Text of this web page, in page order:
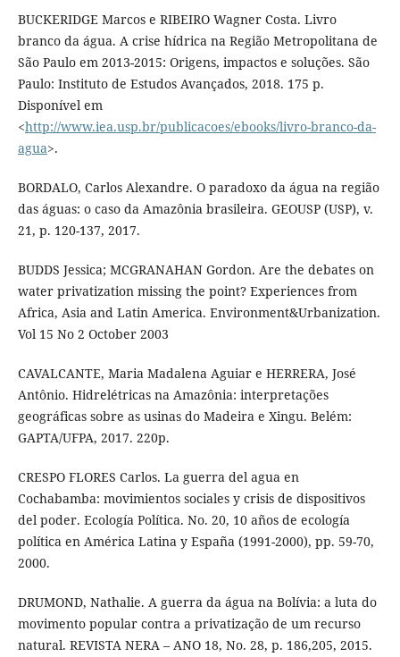
BUCKERIDGE Marcos e RIBEIRO Wagner Costa. Livro
branco da água. A crise hídrica na Região Metropolitana de
São Paulo em 2013-2015: Origens, impactos e soluções. São
Paulo: Instituto de Estudos Avançados, 2018. 175 p.
Disponível em
<http://www.iea.usp.br/publicacoes/ebooks/livro-branco-da-
agua>.
BORDALO, Carlos Alexandre. O paradoxo da água na região
das águas: o caso da Amazônia brasileira. GEOUSP (USP), v.
21, p. 120-137, 2017.
BUDDS Jessica; MCGRANAHAN Gordon. Are the debates on
water privatization missing the point? Experiences from
Africa, Asia and Latin America. Environment&Urbanization.
Vol 15 No 2 October 2003
CAVALCANTE, Maria Madalena Aguiar e HERRERA, José
Antônio. Hidrelétricas na Amazônia: interpretações
geográficas sobre as usinas do Madeira e Xingu. Belém:
GAPTA/UFPA, 2017. 220p.
CRESPO FLORES Carlos. La guerra del agua en
Cochabamba: movimientos sociales y crisis de dispositivos
del poder. Ecología Política. No. 20, 10 años de ecología
política en América Latina y España (1991-2000), pp. 59-70,
2000.
DRUMOND, Nathalie. A guerra da água na Bolívia: a luta do
movimento popular contra a privatização de um recurso
natural. REVISTA NERA – ANO 18, No. 28, p. 186,205, 2015.